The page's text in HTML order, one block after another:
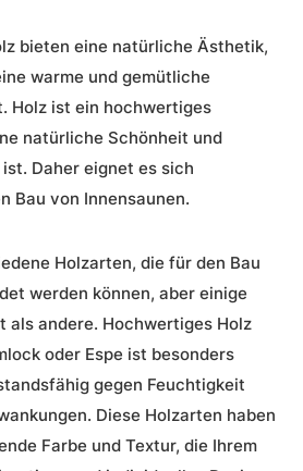
bieten eine natürliche Ästhetik,
warme und gemütliche
Holz ist ein hochwertiges
natürliche Schönheit und
Daher eignet es sich
Bau von Innensaunen.
Holzarten, die für den Bau
werden können, aber einige
als andere. Hochwertiges Holz
oder Espe ist besonders
gegen Feuchtigkeit
Diese Holzarten haben
Farbe und Textur, die Ihrem